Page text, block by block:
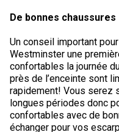
Berger américain
Mudi
Buhund (buhund)
Grand basset griffon
Lévrier anglais
Harrier
Shiba inu
Shih tzu
Épagneul tibétain
Setter anglais
Setter Gordon
Setter irlandais rouge
Terrier Lakeland
Terrier de Manchester
Terrier de Norfolk
Épagneul papillon
Pékinois
Poméranien
Eurasier
Grand danois
Montagne des Pyrénées
Événements non-CCC
Titres de versatilité
Top Dog
Top Dog
TOP DOG pour les
Les Top Dogs
TOP DOG en agilité
TOP DOG pour les
Les Top Dogs
TOP DOG en rallye
TOP DOG en agilité
TOP DOG pour les
De bonnes chaussures
Un conseil important
Westminster une
confortables la journée
près de l’enceinte sont
rapidement! Vous serez
longues périodes donc
confortables avec de
échanger pour vos